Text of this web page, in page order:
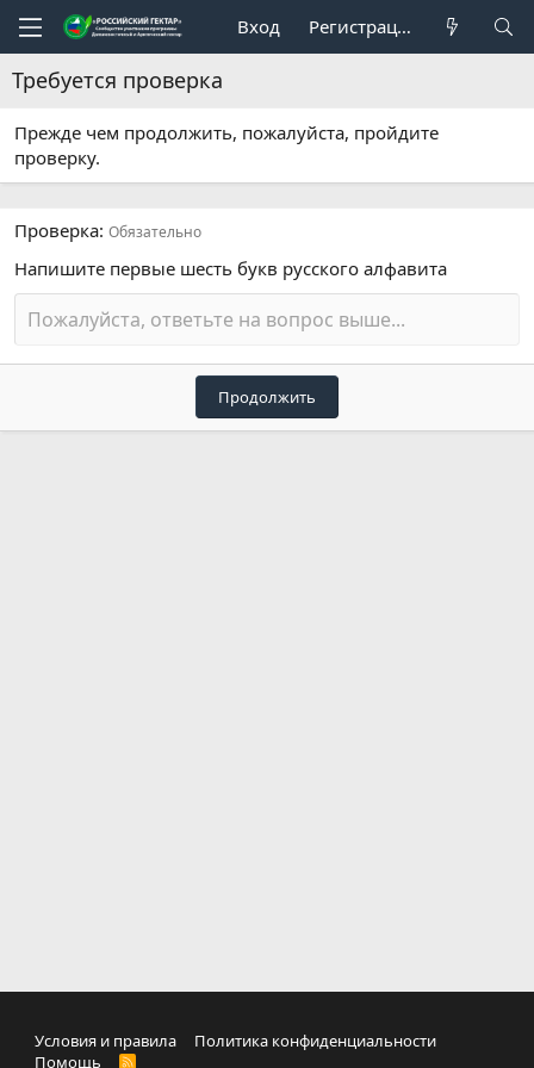
Вход Регистрация
Требуется проверка
Прежде чем продолжить, пожалуйста, пройдите
проверку.
Проверка Обязательно
Напишите первые шесть букв русского алфавита
Продолжить
Условия и правила
Политика конфиденциальности
Помощь
R